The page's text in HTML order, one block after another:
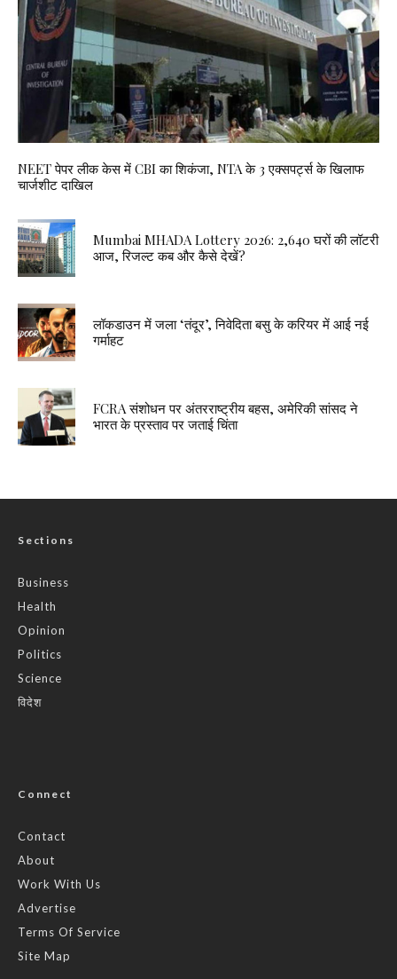
NEET पेपर लीक केस में CBI का शिकंजा, NTA के 3 एक्सपर्ट्स के खिलाफ
चार्जशीट दाखिल
Mumbai MHADA Lottery 2026: 2,640 घरों की लॉटरी
आज, रिजल्ट कब और कैसे देखें?
लॉकडाउन में जला ‘तंदूर’, निवेदिता बसु के करियर में आई नई
गर्माहट
FCRA संशोधन पर अंतरराष्ट्रीय बहस, अमेरिकी सांसद ने
भारत के प्रस्ताव पर जताई चिंता
Sections
Business
Health
Opinion
Politics
Science
विदेश
Connect
Contact
About
Work With Us
Advertise
Terms Of Service
Site Map